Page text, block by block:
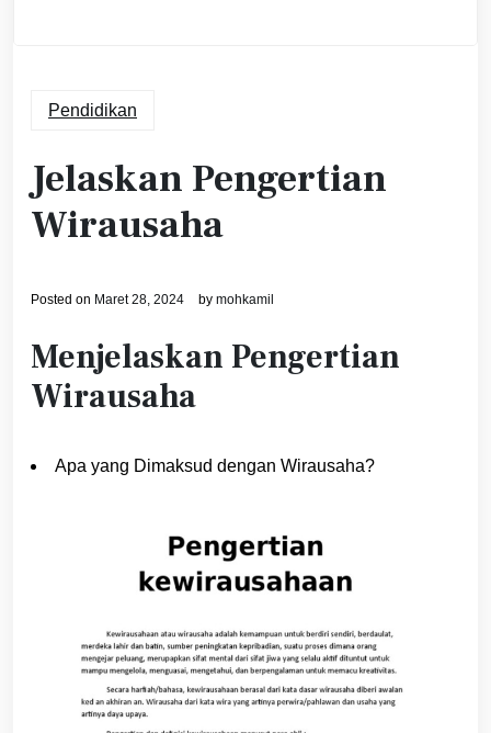
Pendidikan
Jelaskan Pengertian
Wirausaha
Posted on Maret 28, 2024 by mohkamil
Menjelaskan Pengertian
Wirausaha
Apa yang Dimaksud dengan Wirausaha?